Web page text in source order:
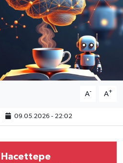
A- A+
09.05.2026 - 22:02
Hacettepe